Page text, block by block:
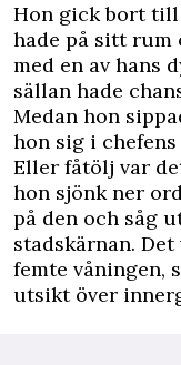
Hon gick bort till
hade på sitt rum
med en av hans
sällan hade
Medan hon
hon sig i
Eller fåtölj var
hon sjönk ner
på den och såg
stadskärnan.
femte våningen,
utsikt över